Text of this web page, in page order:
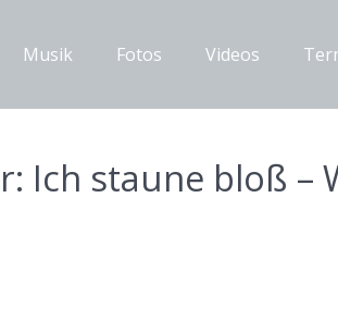
Musik Fotos Videos
Ich staune bloß